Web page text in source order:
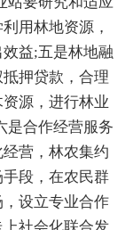
用林地资源，
益;五是林地融
押贷款，合理
源，进行林业
是合作经营服务
营，林农集约
段，在农民群
设立专业合作